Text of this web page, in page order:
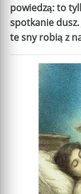
powiedzą: to
spotkanie
te sny robią z